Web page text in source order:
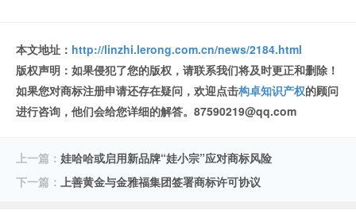
本文地址： http://linzhi.lerong.com.cn/news/2184.html
版权声明： 如果侵犯了您的版权，请联系我们将及时更正和删除！
如果您对商标注册申请还存在疑问，欢迎点击构卓知识产权的顾问
进行咨询，他们会给您详细的解答。87590219@qq.com
上一篇： 娃哈哈或启用新品牌“娃小宗”应对商标风险
下一篇： 上善黄金与金雅福集团签署商标许可协议